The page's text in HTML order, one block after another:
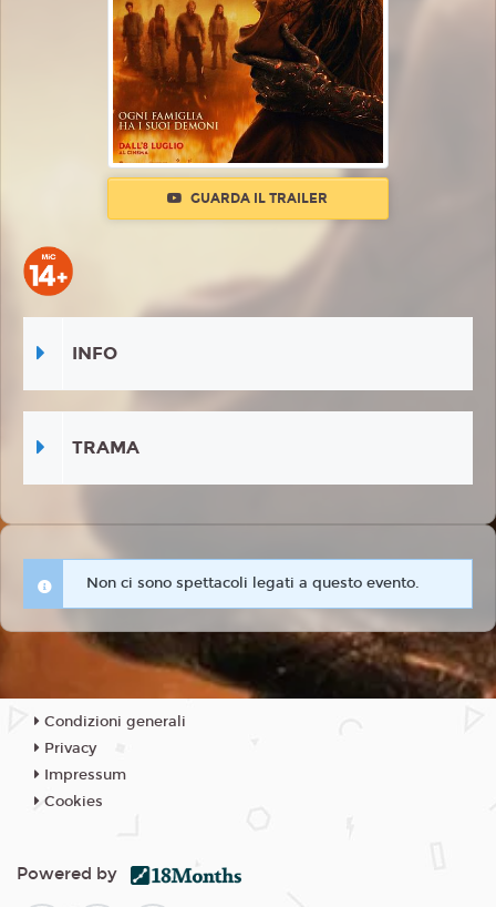
GUARDA IL TRAILER
INFO
TRAMA
Non ci sono spettacoli legati a questo evento.
Condizioni generali
Privacy
Impressum
Cookies
Powered by